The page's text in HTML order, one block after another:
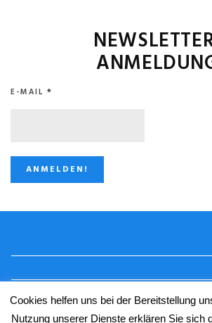
E-MAIL *
STUGGI.TV
Cookies helfen uns bei der Bereitstellung
Nutzung unserer Dienste erklären Sie sich